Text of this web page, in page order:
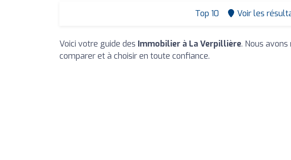
Top 10 Voir les
Voici votre guide des Immobilier à La Verpillière. Nous
comparer et à choisir en toute confiance.